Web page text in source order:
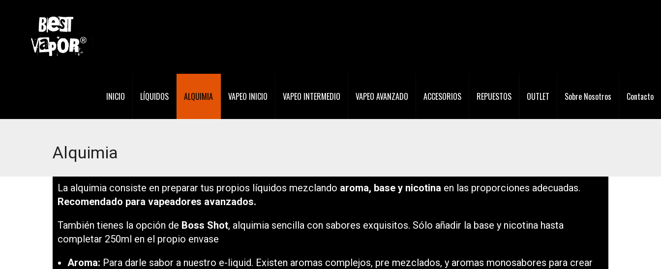
INICIO LÍQUIDOS ALQUIMIA VAPEO INICIO VAPEO INTERMEDIO VAPEO AVANZADO ACCESORIOS REPUESTOS OUTLET Sobre Nosotros Contacto
Alquimia
La alquimia consiste en preparar tus propios líquidos mezclando aroma, base y nicotina en las proporciones adecuadas.
Recomendado para vapeadores avanzados.
También tienes la opción de Boss Shot, alquimia sencilla con sabores exquisitos. Sólo añadir la base y nicotina hasta
completar 250ml en el propio envase
Aroma: Para darle sabor a nuestro e-liquid. Existen aromas complejos, pre mezclados, y aromas monosabores para crear